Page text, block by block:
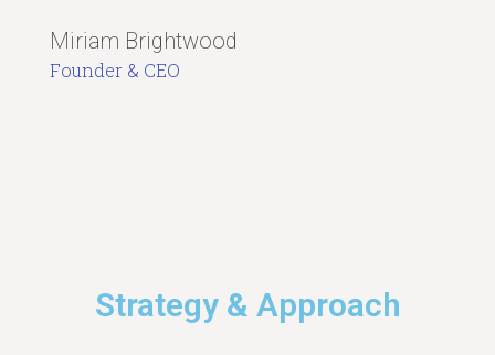
Miriam Brightwood
Founder & CEO
Strategy & Approach